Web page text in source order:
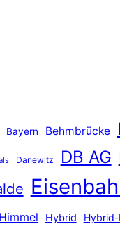
Bayern Behmbrücke
Danewitz DB AG
Himmel Hybrid Hybrid-